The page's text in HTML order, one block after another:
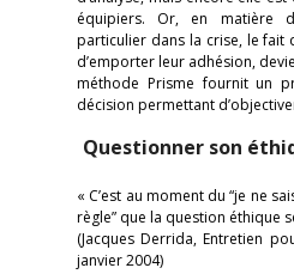
équipiers. Or, en matière
particulier dans la crise, le fait
d’emporter leur adhésion,
méthode Prisme fournit un
décision permettant
Questionner son
« C’est au moment du “je ne
règle” que la question éthique
(Jacques Derrida, Entretien
janvier 2004)